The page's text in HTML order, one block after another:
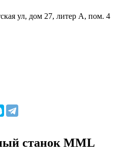
ул, дом 27, литер А, пом. 4
станок MML